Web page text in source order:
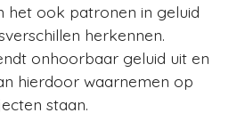
het ook patronen in geluid
herkennen.
onhoorbaar geluid uit en
hierdoor waarnemen op
staan.